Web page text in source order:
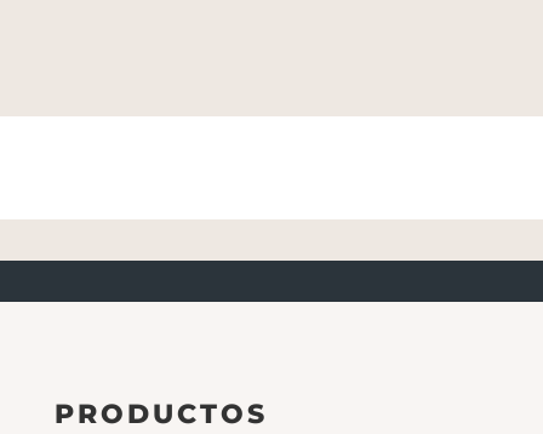
PRODUCTOS